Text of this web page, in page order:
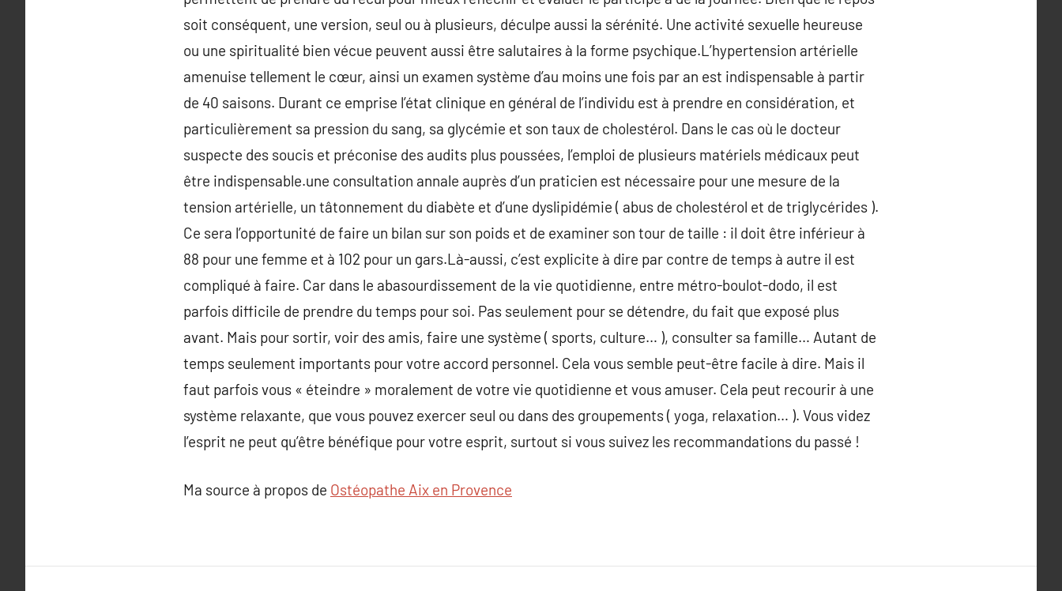
soit conséquent, une version, seul ou à plusieurs, déculpe aussi la sérénité. Une activité sexuelle heureuse
ou une spiritualité bien vécue peuvent aussi être salutaires à la forme psychique.L’hypertension artérielle
amenuise tellement le cœur, ainsi un examen système d’au moins une fois par an est indispensable à partir
de 40 saisons. Durant ce emprise l’état clinique en général de l’individu est à prendre en considération, et
particulièrement sa pression du sang, sa glycémie et son taux de cholestérol. Dans le cas où le docteur
suspecte des soucis et préconise des audits plus poussées, l’emploi de plusieurs matériels médicaux peut
être indispensable.une consultation annale auprès d’un praticien est nécessaire pour une mesure de la
tension artérielle, un tâtonnement du diabète et d’une dyslipidémie ( abus de cholestérol et de triglycérides ).
Ce sera l’opportunité de faire un bilan sur son poids et de examiner son tour de taille : il doit être inférieur à
88 pour une femme et à 102 pour un gars.Là-aussi, c’est explicite à dire par contre de temps à autre il est
compliqué à faire. Car dans le abasourdissement de la vie quotidienne, entre métro-boulot-dodo, il est
parfois difficile de prendre du temps pour soi. Pas seulement pour se détendre, du fait que exposé plus
avant. Mais pour sortir, voir des amis, faire une système ( sports, culture… ), consulter sa famille… Autant de
temps seulement importants pour votre accord personnel. Cela vous semble peut-être facile à dire. Mais il
faut parfois vous « éteindre » moralement de votre vie quotidienne et vous amuser. Cela peut recourir à une
système relaxante, que vous pouvez exercer seul ou dans des groupements ( yoga, relaxation… ). Vous videz
l’esprit ne peut qu’être bénéfique pour votre esprit, surtout si vous suivez les recommandations du passé !
Ma source à propos de Ostéopathe Aix en Provence